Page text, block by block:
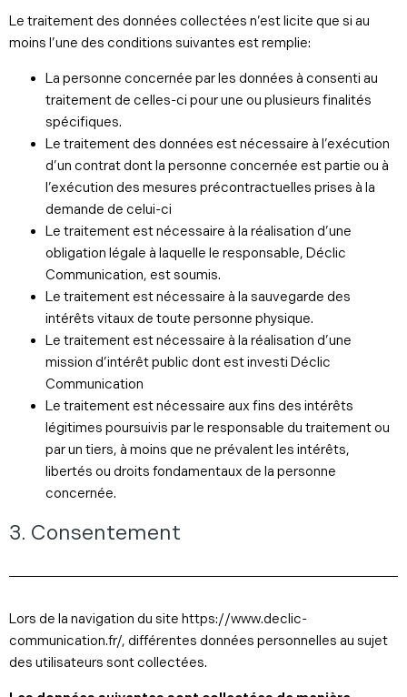
Le traitement des données collectées n’est licite que si au
moins l’une des conditions suivantes est remplie:
La personne concernée par les données à consenti au
traitement de celles-ci pour une ou plusieurs finalités
spécifiques.
Le traitement des données est nécessaire à l’exécution
d’un contrat dont la personne concernée est partie ou à
l’exécution des mesures précontractuelles prises à la
demande de celui-ci
Le traitement est nécessaire à la réalisation d’une
obligation légale à laquelle le responsable, Déclic
Communication, est soumis.
Le traitement est nécessaire à la sauvegarde des
intérêts vitaux de toute personne physique.
Le traitement est nécessaire à la réalisation d’une
mission d’intérêt public dont est investi Déclic
Communication
Le traitement est nécessaire aux fins des intérêts
légitimes poursuivis par le responsable du traitement ou
par un tiers, à moins que ne prévalent les intérêts,
libertés ou droits fondamentaux de la personne
concernée.
3. Consentement
Lors de la navigation du site https://www.declic-
communication.fr/, différentes données personnelles au sujet
des utilisateurs sont collectées.